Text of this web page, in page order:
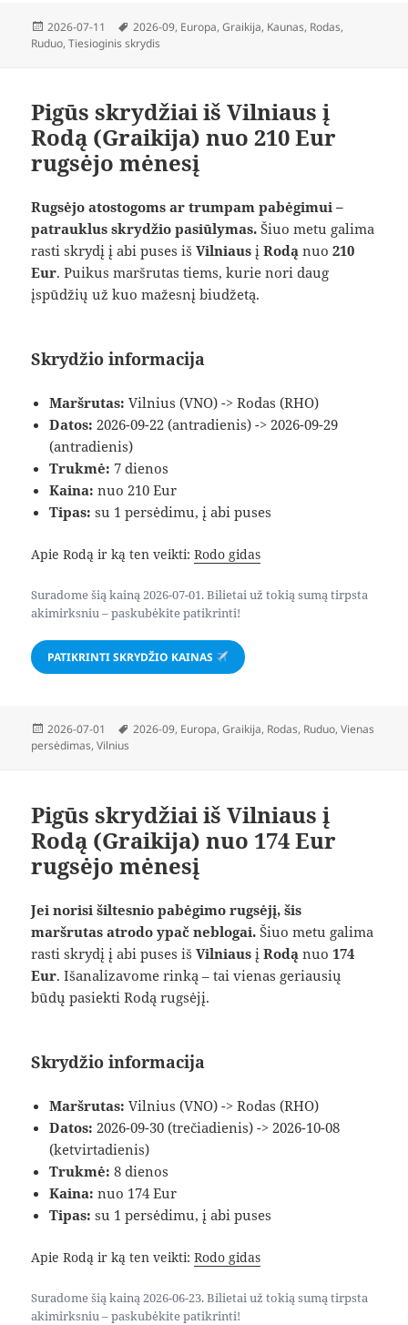
Paskelbta
2026-07-11 Žymos
2026-09, Europa,Graikija, Kaunas, Rodas,
Ruduo,Tiesioginis skrydis
Pigūs skrydžiai iš Vilniaus į
Rodą (Graikija) nuo 210 Eur
rugsėjo mėnesį
Rugsėjo atostogoms ar trumpam pabėgimui –
patrauklus skrydžio pasiūlymas. Šiuo metu galima
rasti skrydį į abi puses išVilniaus įRodą nuo210
Eur. Puikus maršrutas tiems, kurie nori daug
įspūdžių už kuo mažesnį biudžetą.
Skrydžio informacija
Maršrutas: Vilnius (VNO) -> Rodas (RHO)
Datos: 2026-09-22 (antradienis) -> 2026-09-29
(antradienis)
Trukmė: 7 dienos
Kaina: nuo 210 Eur
Tipas: su 1 persėdimu, į abi puses
Apie Rodą ir ką ten veikti:Rodo gidas
Suradome šią kainą 2026-07-01. Bilietai už tokią sumą tirpsta
akimirksniu – paskubėkite patikrinti!
PATIKRINTI SKRYDŽIO KAINAS
Paskelbta
2026-07-01 Žymos
2026-09, Europa,Graikija, Rodas, Ruduo,Vienas
persėdimas,Vilnius
Pigūs skrydžiai iš Vilniaus į
Rodą (Graikija) nuo 174 Eur
rugsėjo mėnesį
Jei norisi šiltesnio pabėgimo rugsėjį, šis
maršrutas atrodo ypač neblogai. Šiuo metu galima
rasti skrydį į abi puses išVilniaus įRodą nuo174
Eur. Išanalizavome rinką – tai vienas geriausių
būdų pasiekti Rodą rugsėjį.
Skrydžio informacija
Maršrutas: Vilnius (VNO) -> Rodas (RHO)
Datos: 2026-09-30 (trečiadienis) -> 2026-10-08
(ketvirtadienis)
Trukmė: 8 dienos
Kaina: nuo 174 Eur
Tipas: su 1 persėdimu, į abi puses
Apie Rodą ir ką ten veikti:Rodo gidas
Suradome šią kainą 2026-06-23. Bilietai už tokią sumą tirpsta
akimirksniu – paskubėkite patikrinti!